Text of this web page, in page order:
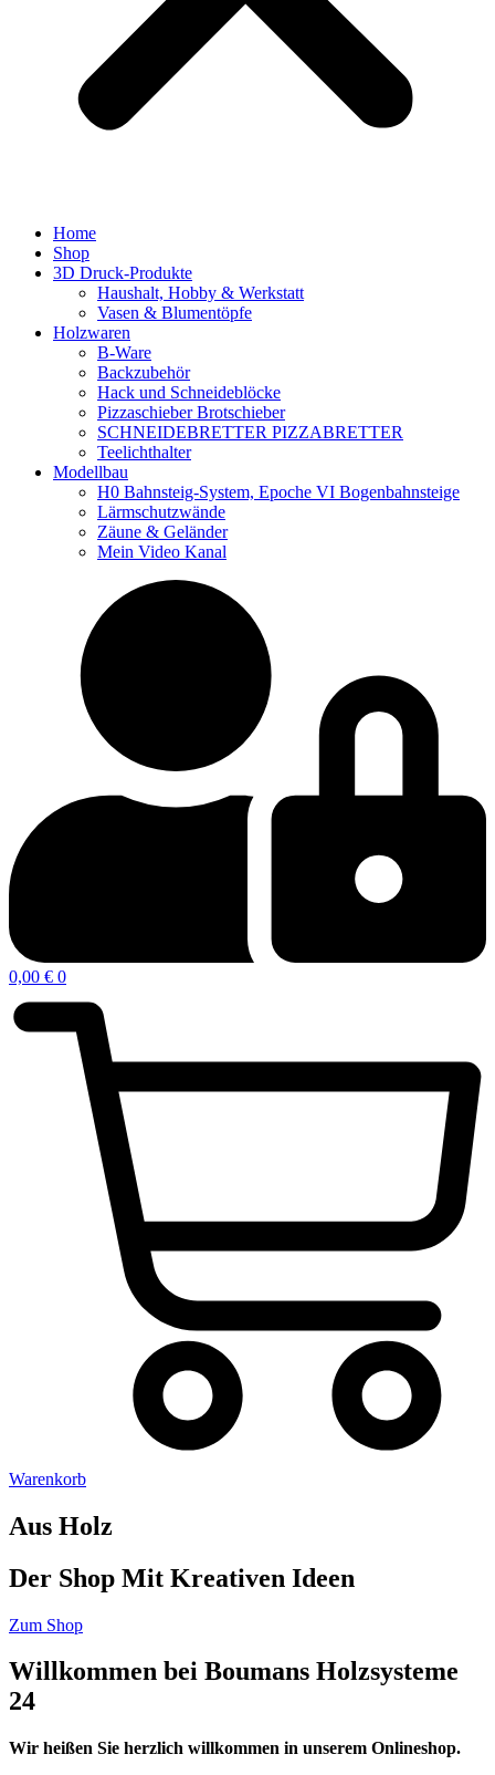
Home
Shop
3D Druck-Produkte
Haushalt, Hobby & Werkstatt
Vasen & Blumentöpfe
Holzwaren
B-Ware
Backzubehör
Hack und Schneideblöcke
Pizzaschieber Brotschieber
SCHNEIDEBRETTER PIZZABRETTER
Teelichthalter
Modellbau
H0 Bahnsteig-System, Epoche VI Bogenbahnsteige
Lärmschutzwände
Zäune & Geländer
Mein Video Kanal
0,00 € 0
Warenkorb
Aus Holz
Der Shop Mit Kreativen Ideen
Zum Shop
Willkommen bei Boumans Holzsysteme
24
Wir heißen Sie herzlich willkommen in unserem Onlineshop.